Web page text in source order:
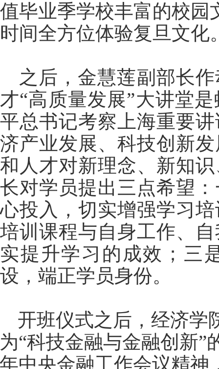
值毕业季学校丰富的校园
时间全方位体验复旦文化
之后，金慧莲副部长
才“高质量发展”大讲堂
平总书记考察上海重要
济产业发展、科技创新
和人才对新理念、新知
长对学员提出三点希望
心投入，切实增强学习
培训课程与自身工作、
实提升学习的成效；三
设，端正学员身份。
开班仪式之后，经济学
为“科技金融与金融创新”
年中央金融工作会议精神